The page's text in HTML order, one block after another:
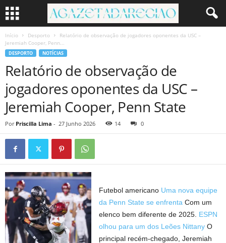
Início Desporto
Relatório de observação de jogadores oponentes da USC –
Jeremiah Cooper, Penn...
DESPORTO NOTÍCIAS
Relatório de observação de
jogadores oponentes da USC –
Jeremiah Cooper, Penn State
Por Priscilla Lima - 27 Junho 2026 14 0
Futebol americano Uma nova equipe
da Penn State se enfrenta Com um
elenco bem diferente de 2025. ESPN
olhou para um dos Leões Nittany O
principal recém-chegado, Jeremiah